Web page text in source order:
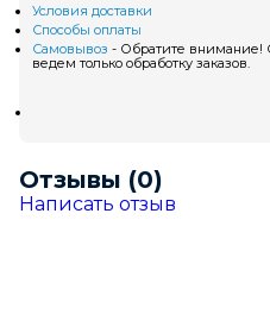
Условия доставки
Способы оплаты
Самовывоз - Обратите
ведем только обработку заказов.
Отзывы (0)
Написать отзыв